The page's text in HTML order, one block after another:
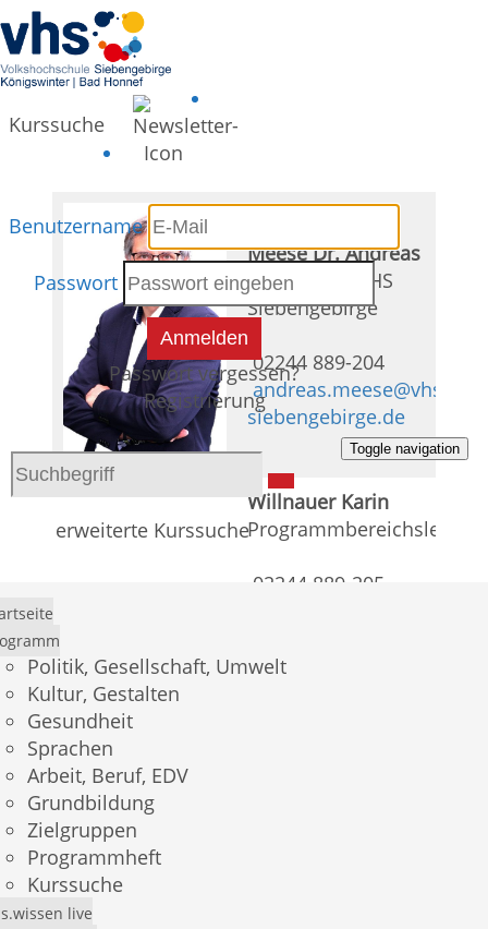
Kurssuche
Benutzername
Passwort
Anmelden
Passwort vergessen?
Registrierung
erweiterte Kurssuche
Toggle navigation
Politik, Gesellschaft, Umwelt
Kultur, Gestalten
Gesundheit
Sprachen
Arbeit, Beruf, EDV
Grundbildung
Zielgruppen
Programmheft
Kurssuche
live
Meese Dr. Andreas
Leitung der VHS
Siebengebirge
02244 889-204
andreas.meese@vhs-
siebengebirge.de
Willnauer Karin
Programmbereichsleitung
02244 889-205